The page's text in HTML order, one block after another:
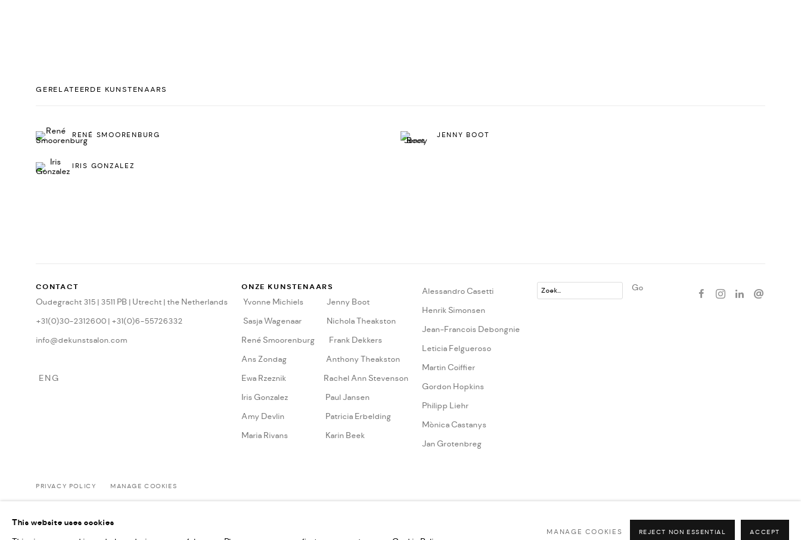
GERELATEERDE KUNSTENAARS
RENÉ SMOORENBURG JENNY BOOT
IRIS GONZALEZ
CONTACT
Oudegracht 315 | 3511 PB | Utrecht | the Netherlands
+31(0)30-2312600 | +31(0)6-55726332
info@dekunstsalon.com
ENG
ONZE KUNSTENAARS
Yvonne Michiels
Jenny Boot
Sasja Wagenaar
Nichola Theakston
René Smoorenburg
Frank Dekkers
Ans Zondag
Anthony Theakston
Ewa Rzeznik
Rachel Ann Stevenson
Iris Gonzalez
Paul Jansen
Amy Devlin
Patricia Erbelding
Maria Rivans
Karin Beek
Alessandro Casetti
Henrik Simonsen
Jean-Francois Debongnie
Leticia Felgueroso
Martin Coiffier
Gordon Hopkins
Philipp Liehr
Mònica Castanys
Jan Grotenbreg
Go
PRIVACY POLICY MANAGE COOKIES
This website uses cookies
MANAGE COOKIES REJECT NON ESSENTIAL ACCEPT